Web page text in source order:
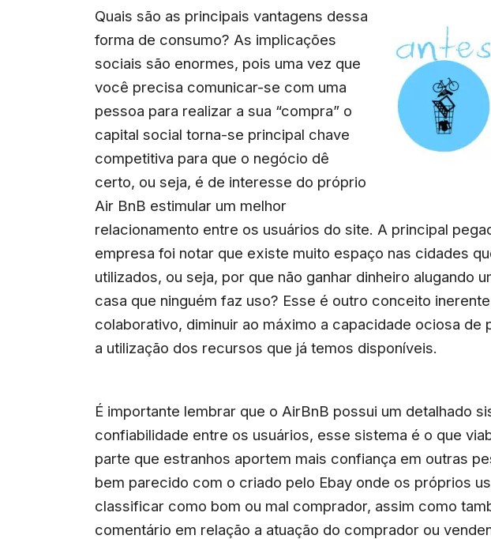
Quais são as principais vantagens dessa
forma de consumo? As implicações
sociais são enormes, pois uma vez que
você precisa comunicar-se com uma
pessoa para realizar a sua “compra” o
capital social torna-se principal chave
competitiva para que o negócio dê
certo, ou seja, é de interesse do próprio
Air BnB estimular um melhor
relacionamento entre os usuários do site. A principal
empresa foi notar que existe muito espaço nas cidades
utilizados, ou seja, por que não ganhar dinheiro alugando
casa que ninguém faz uso? Esse é outro conceito
colaborativo, diminuir ao máximo a capacidade ociosa de
a utilização dos recursos que já temos disponíveis.
É importante lembrar que o AirBnB possui um detalhado
confiabilidade entre os usuários, esse sistema é o que
parte que estranhos aportem mais confiança em outras
bem parecido com o criado pelo Ebay onde os próprios
classificar como bom ou mal comprador, assim como
comentário em relação a atuação do comprador ou